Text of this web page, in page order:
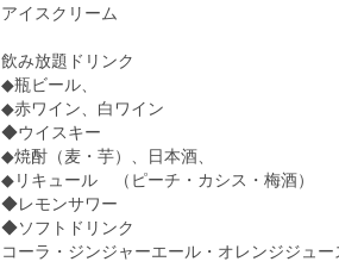
アイスクリーム
飲み放題ドリンク
◆瓶ビール、
◆赤ワイン、白ワイン
◆ウイスキー
◆焼酎（麦・芋）、日本酒、
◆リキュール （ピーチ・カシス・梅酒）
◆レモンサワー
◆ソフトドリンク
コーラ・ジンジャーエール・オレンジジュ